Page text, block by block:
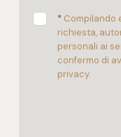
* Compilando
richiesta,
personali ai
confermo di
privacy.